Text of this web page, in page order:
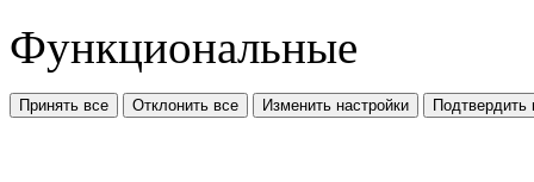
Функциональные
Принять все Отклонить все Изменить настройки Подтвердить